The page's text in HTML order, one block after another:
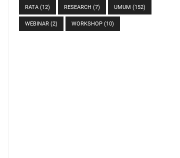
RATA (12) RESEARCH (7) UMUM (152)
WEBINAR (2) WORKSHOP (10)